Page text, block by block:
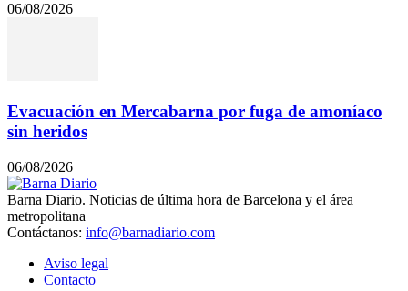
06/08/2026
Evacuación en Mercabarna por fuga de amoníaco
sin heridos
06/08/2026
Barna Diario. Noticias de última hora de Barcelona y el área
metropolitana
Contáctanos: info@barnadiario.com
Aviso legal
Contacto